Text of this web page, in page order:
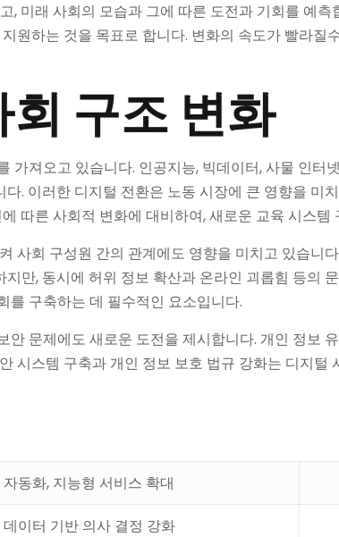
, 미래 사회의 모습과 그에 따른 도전과 기회를 예
원하는 것을 목표로 합니다. 변화의 속도가 빨라
구조 변화
가져오고 있습니다. 인공지능, 빅데이터, 사물 인
. 이러한 디지털 전환은 노동 시장에 큰 영향을 미
따른 사회적 변화에 대비하여, 새로운 교육 시스
사회 구성원 간의 관계에도 영향을 미치고 있습니
만, 동시에 허위 정보 확산과 온라인 괴롭힘 등의
를 구축하는 데 필수적인 요소입니다.
문제에도 새로운 도전을 제시합니다. 개인 정보
시스템 구축과 개인 정보 보호 법규 강화는 디지털
자동화, 지능형 서비스 확대
데이터 기반 의사 결정 강화